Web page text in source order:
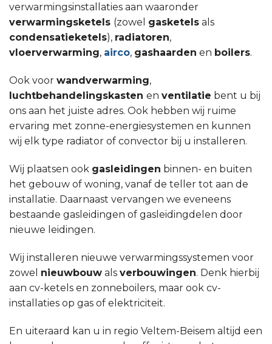
verwarmingsinstallaties aan waaronder
verwarmingsketels (zowel gasketels als
condensatieketels), radiatoren,
vloerverwarming, airco, gashaarden en boilers.
Ook voor wandverwarming,
luchtbehandelingskasten en ventilatie bent u bij
ons aan het juiste adres. Ook hebben wij ruime
ervaring met zonne-energiesystemen en kunnen
wij elk type radiator of convector bij u installeren.
Wij plaatsen ook gasleidingen binnen- en buiten
het gebouw of woning, vanaf de teller tot aan de
installatie. Daarnaast vervangen we eveneens
bestaande gasleidingen of gasleidingdelen door
nieuwe leidingen.
Wij installeren nieuwe verwarmingssystemen voor
zowel nieuwbouw als verbouwingen. Denk hierbij
aan cv-ketels en zonneboilers, maar ook cv-
installaties op gas of elektriciteit.
En uiteraard kan u in regio Veltem-Beisem altijd een